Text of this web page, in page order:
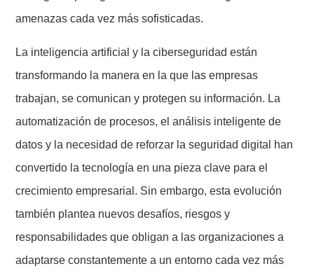
amenazas cada vez más sofisticadas.
La inteligencia artificial y la ciberseguridad están
transformando la manera en la que las empresas
trabajan, se comunican y protegen su información. La
automatización de procesos, el análisis inteligente de
datos y la necesidad de reforzar la seguridad digital han
convertido la tecnología en una pieza clave para el
crecimiento empresarial. Sin embargo, esta evolución
también plantea nuevos desafíos, riesgos y
responsabilidades que obligan a las organizaciones a
adaptarse constantemente a un entorno cada vez más